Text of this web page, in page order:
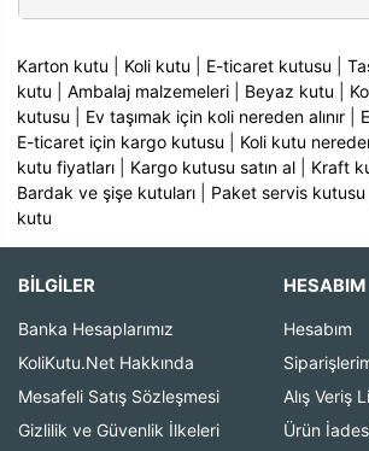
Karton kutu Koli kutu E-ticaret kutusu |
kutu |Ambalaj malzemeleri Beyaz kutu
kutusu
Ev taşımak için koli nereden alınır
E-ticaret için kargo kutusu
Koli kutu
kutu fiyatları
Kargo kutusu satın al Kraft
Bardak ve şişe kutuları
Paket servis kutusu
kutu
BİLGİLER
Banka Hesaplarımız
KoliKutu.Net Hakkında
Mesafeli Satış Sözleşmesi
Gizlilik ve Güvenlik İlkeleri
HESABIM
Hesabım
Alış Veriş
Ürün